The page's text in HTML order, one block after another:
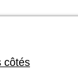
côtés